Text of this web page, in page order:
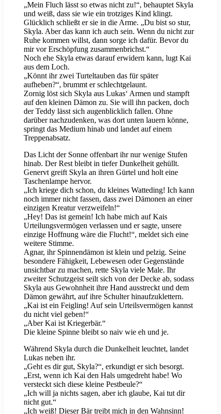
„Mein Fluch lässt so etwas nicht zu!“, behauptet Skyla
und weiß, dass sie wie ein trotziges Kind klingt.
Glücklich schließt er sie in die Arme. „Du bist so stur,
Skyla. Aber das kann ich auch sein. Wenn du nicht zur
Ruhe kommen willst, dann sorge ich dafür. Bevor du
mir vor Erschöpfung zusammenbrichst.“
Noch ehe Skyla etwas darauf erwidern kann, lugt Kai
aus dem Loch.
„Könnt ihr zwei Turteltauben das für später
aufheben?“, brummt er schlechtgelaunt.
Zornig löst sich Skyla aus Lukas‘ Armen und stampft
auf den kleinen Dämon zu. Sie will ihn packen, doch
der Teddy lässt sich augenblicklich fallen. Ohne
darüber nachzudenken, was dort unten lauern könne,
springt das Medium hinab und landet auf einem
Treppenabsatz.
Das Licht der Sonne offenbart ihr nur wenige Stufen
hinab. Der Rest bleibt in tiefer Dunkelheit gehüllt.
Genervt greift Skyla an ihren Gürtel und holt eine
Taschenlampe hervor.
„Ich kriege dich schon, du kleines Watteding! Ich kann
noch immer nicht fassen, dass zwei Dämonen an einer
einzigen Kreatur verzweifeln!“
„Hey! Das ist gemein! Ich habe mich auf Kais
Urteilungsvermögen verlassen und er sagte, unsere
einzige Hoffnung wäre die Flucht!“, meldet sich eine
weitere Stimme.
Agnar, ihr Spinnendämon ist klein und pelzig. Seine
besondere Fähigkeit, Lebewesen oder Gegenstände
unsichtbar zu machen, rette Skyla viele Male. Ihr
zweiter Schutzgeist seilt sich von der Decke ab, sodass
Skyla aus Gewohnheit ihre Hand ausstreckt und dem
Dämon gewährt, auf ihre Schulter hinaufzuklettern.
„Kai ist ein Feigling! Auf sein Urteilsvermögen kannst
du nicht viel geben!“
„Aber Kai ist Kriegerbär.“
Die kleine Spinne bleibt so naiv wie eh und je.
Während Skyla durch die Dunkelheit leuchtet, landet
Lukas neben ihr.
„Geht es dir gut, Skyla?“, erkundigt er sich besorgt.
„Erst, wenn ich Kai den Hals umgedreht habe! Wo
versteckt sich diese kleine Pestbeule?“
„Ich will ja nichts sagen, aber ich glaube, Kai tut dir
nicht gut.“
„Ich weiß! Dieser Bär treibt mich in den Wahnsinn!